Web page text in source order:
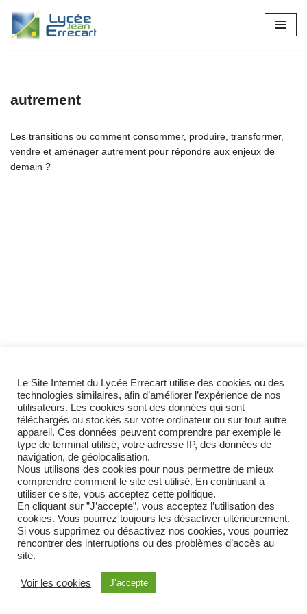
Aller
autrement
Les transitions ou comment consommer, produire, transformer,
vendre et aménager autrement pour répondre aux enjeux de
demain ?
Conformité RGPD
Le Site Internet du Lycée Errecart utilise des cookies ou des
technologies similaires, afin d’améliorer l’expérience de nos
utilisateurs. Les cookies sont des données qui sont
téléchargés ou stockés sur votre ordinateur ou sur tout autre
appareil. Ces données peuvent comprendre par exemple le
type de terminal utilisé, votre adresse IP, des données de
navigation, de géolocalisation.
Nous utilisons des cookies pour nous permettre de mieux
comprendre comment le site est utilisé. En continuant à
utiliser ce site, vous acceptez cette politique.
En cliquant sur ”J’accepte”, vous acceptez l’utilisation des
cookies. Vous pourrez toujours les désactiver ultérieurement.
Si vous supprimez ou désactivez nos cookies, vous pourriez
rencontrer des interruptions ou des problèmes d’accès au
site.
Voir les cookies J’accepte